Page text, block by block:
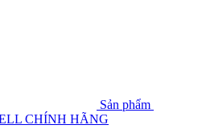
Sản phẩm
CHÍNH HÃNG